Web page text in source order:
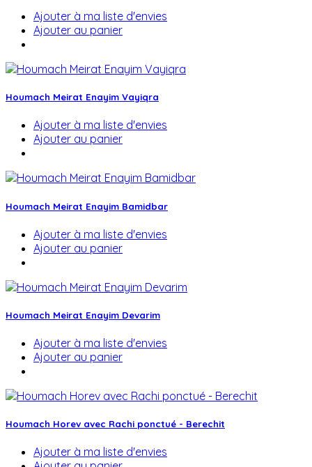
Ajouter à ma liste d'envies
Ajouter au panier
Houmach Meirat Enayim Vayiqra
Ajouter à ma liste d'envies
Ajouter au panier
Houmach Meirat Enayim Bamidbar
Ajouter à ma liste d'envies
Ajouter au panier
Houmach Meirat Enayim Devarim
Ajouter à ma liste d'envies
Ajouter au panier
Houmach Horev avec Rachi ponctué - Berechit
Ajouter à ma liste d'envies